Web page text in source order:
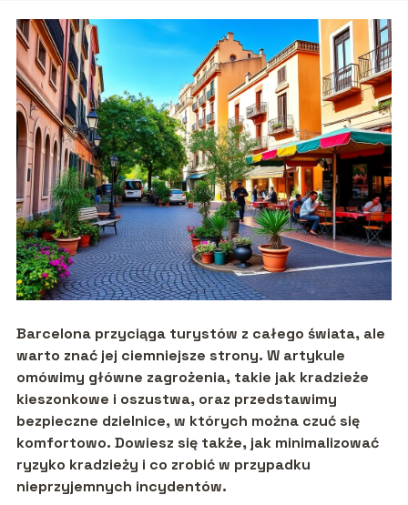
Barcelona przyciąga turystów z całego świata, ale
warto znać jej ciemniejsze strony. W artykule
omówimy główne zagrożenia, takie jak kradzieże
kieszonkowe i oszustwa, oraz przedstawimy
bezpieczne dzielnice, w których można czuć się
komfortowo. Dowiesz się także, jak minimalizować
ryzyko kradzieży i co zrobić w przypadku
nieprzyjemnych incydentów.